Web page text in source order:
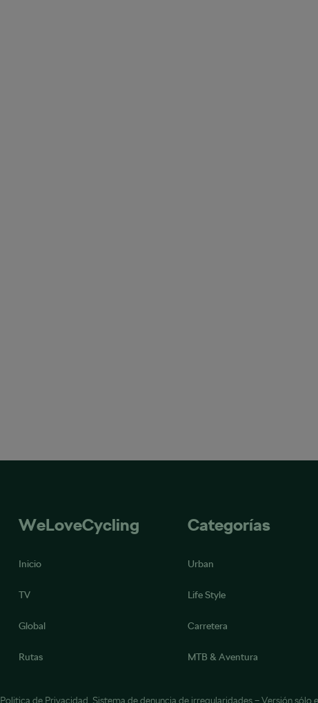
WeLoveCycling
Inicio
TV
Global
Rutas
Categorías
Urban
Life Style
Carretera
MTB & Aventura
Politica de Privacidad Sistema de denuncia de irregularidades– Versión sólo